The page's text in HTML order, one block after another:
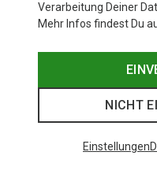
Verarbeitung Deiner
Mehr Infos findest Du
NICHT
Einstellungen